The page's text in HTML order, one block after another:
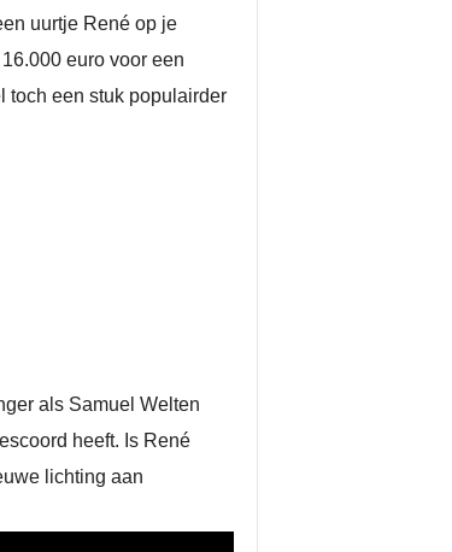
uurtje René op je
euro voor een
toch een stuk populairder
als Samuel Welten
heeft. Is René
lichting aan